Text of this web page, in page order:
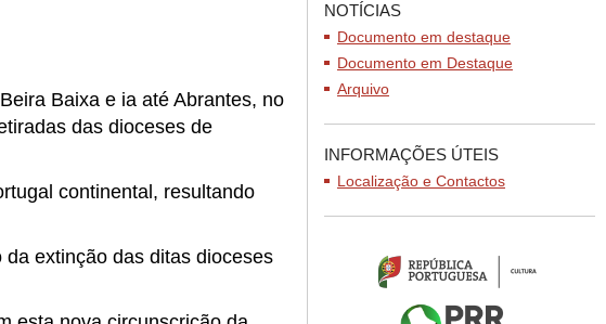
Baixa e ia até Abrantes, no
das dioceses de
continental, resultando
extinção das ditas dioceses
NOTÍCIAS
Documento em destaque
Documento em Destaque
Arquivo
INFORMAÇÕES ÚTEIS
Localização e Contactos